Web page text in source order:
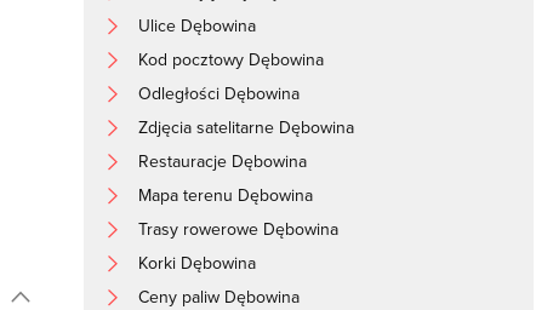
Ulice Dębowina
Kod pocztowy Dębowina
Odległości Dębowina
Zdjęcia satelitarne Dębowina
Restauracje Dębowina
Mapa terenu Dębowina
Trasy rowerowe Dębowina
Korki Dębowina
Ceny paliw Dębowina